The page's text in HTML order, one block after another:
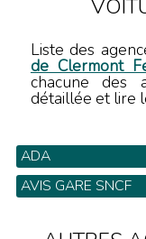
Liste des
de Clermont
chacune des
détaillée et lire
ADA
79 Av Union
AVIS GARE SNCF